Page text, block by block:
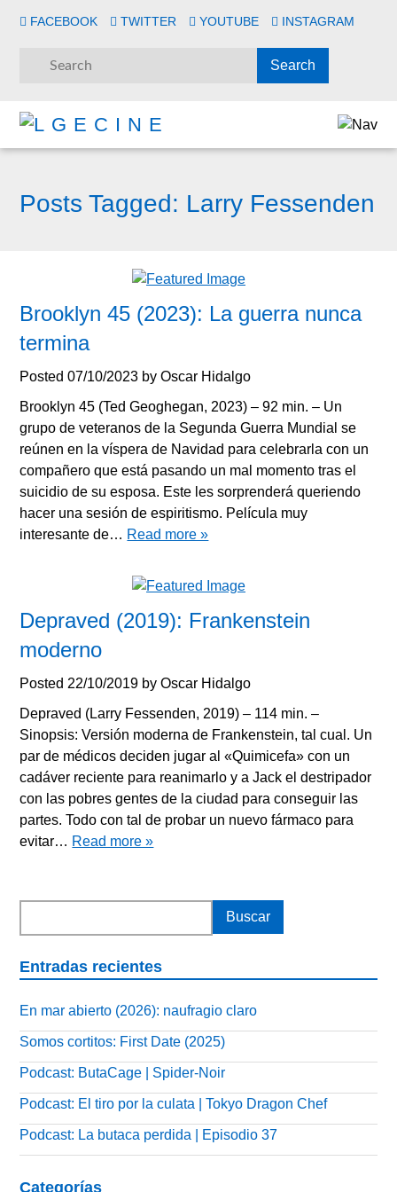
FACEBOOK TWITTER YOUTUBE INSTAGRAM
Posts Tagged: Larry Fessenden
Brooklyn 45 (2023): La guerra nunca
termina
Posted07/10/2023 byOscar Hidalgo
Brooklyn 45 (Ted Geoghegan, 2023) – 92 min. – Un
grupo de veteranos de la Segunda Guerra Mundial se
reúnen en la víspera de Navidad para celebrarla con un
compañero que está pasando un mal momento tras el
suicidio de su esposa. Este les sorprenderá queriendo
hacer una sesión de espiritismo. Película muy
interesante de… Read more »
Depraved (2019): Frankenstein
moderno
Posted 22/10/2019 byOscar Hidalgo
Depraved (Larry Fessenden, 2019) – 114 min. –
Sinopsis: Versión moderna de Frankenstein, tal cual. Un
par de médicos deciden jugar al «Quimicefa» con un
cadáver reciente para reanimarlo y a Jack el destripador
con las pobres gentes de la ciudad para conseguir las
partes. Todo con tal de probar un nuevo fármaco para
evitar… Read more »
Entradas recientes
En mar abierto (2026): naufragio claro
Somos cortitos: First Date (2025)
Podcast: ButaCage | Spider-Noir
Podcast: El tiro por la culata | Tokyo Dragon Chef
Podcast: La butaca perdida | Episodio 37
Categorías